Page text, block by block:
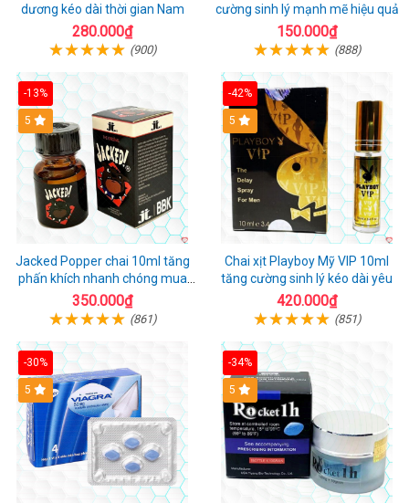
dương kéo dài thời gian Nam
280.000₫
(900)
cường sinh lý mạnh mẽ hiệu quả
150.000₫
(888)
-13%
5
Jacked Popper chai 10ml tăng
phấn khích nhanh chóng mua
ngay
350.000₫
(861)
-42%
5
Chai xịt Playboy Mỹ VIP 10ml
tăng cường sinh lý kéo dài yêu
420.000₫
(851)
-30%
5
-34%
5